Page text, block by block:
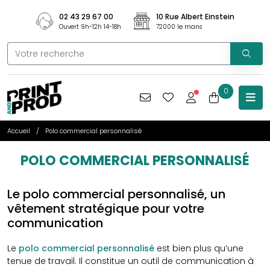
02 43 29 67 00
Ouvert 9h-12h 14-18h
10 Rue Albert Einstein
72000 le mans
0
Accueil Polo commercial personnalisé
POLO COMMERCIAL PERSONNALISÉ
Le polo commercial personnalisé, un
vêtement stratégique pour votre
communication
Le polo commercial personnalisé est bien plus qu’une
tenue de travail. Il constitue un outil de communication à